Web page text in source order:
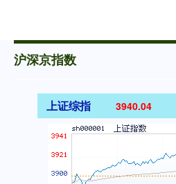
沪深京指数
上证综指 3940.04